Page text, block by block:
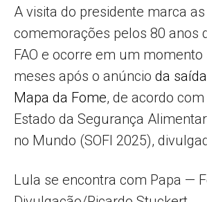
A visita do presidente marca as
comemorações pelos 80 anos
FAO e ocorre em um momento
meses após o anúncio da
Mapa da Fome, de acordo
Estado da Segurança
no Mundo (SOFI 2025),
Lula se encontra com Papa —